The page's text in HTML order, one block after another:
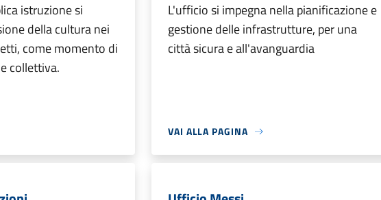
istruzione si
della cultura nei
come momento di
collettiva.
L'ufficio si impegna nella pianificazione e
gestione delle infrastrutture, per una
città sicura e all'avanguardia
VAI ALLA PAGINA